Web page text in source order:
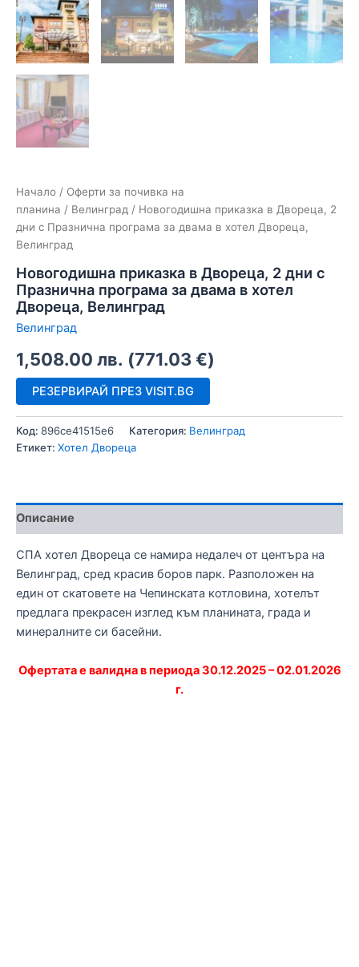
Начало / Оферти за почивка на
планина / Велинград / Новогодишна приказка в Двореца, 2
дни с Празнична програма за двама в хотел Двореца,
Велинград
Новогодишна приказка в Двореца, 2 дни с
Празнична програма за двама в хотел
Двореца, Велинград
Велинград
1,508.00 лв. (771.03€)
РЕЗЕРВИРАЙ ПРЕЗ VISIT.BG
Код: 896ce41515e6 Категория: Велинград
Етикет: Хотел Двореца
Описание
СПА хотел Двореца се намира недалеч от центъра на
Велинград, сред красив боров парк. Разположен на
един от скатовете на Чепинската котловина, хотелът
предлага прекрасен изглед към планината, града и
минералните си басейни.
Офертата е валидна в периода 30.12.2025 – 02.01.2026
г.